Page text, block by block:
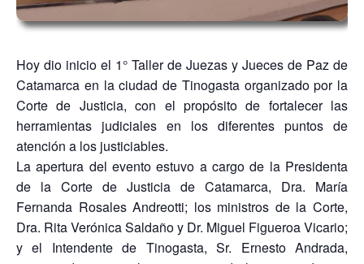
Hoy dio inicio el 1° Taller de Juezas y Jueces de Paz de
Catamarca en la ciudad de Tinogasta organizado por la
Corte de Justicia, con el propósito de fortalecer las
herramientas judiciales en los diferentes puntos de
atención a los justiciables.
La apertura del evento estuvo a cargo de la Presidenta
de la Corte de Justicia de Catamarca, Dra. María
Fernanda Rosales Andreotti; los ministros de la Corte,
Dra. Rita Verónica Saldaño y Dr. Miguel Figueroa Vicario;
y el Intendente de Tinogasta, Sr. Ernesto Andrada,